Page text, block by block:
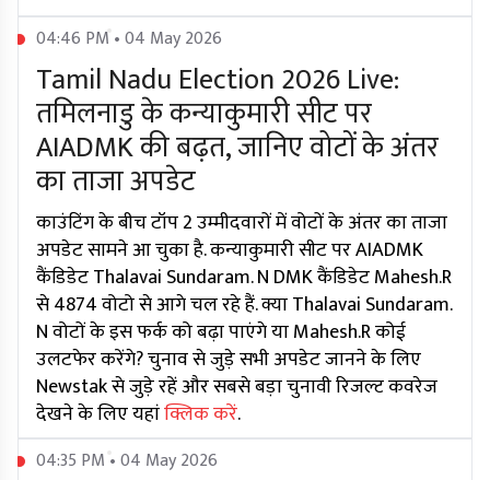
04:46 PM • 04 May 2026
Tamil Nadu Election 2026 Live:
तमिलनाडु के कन्याकुमारी सीट पर
AIADMK की बढ़त, जानिए वोटों के अंतर
का ताजा अपडेट
काउंटिंग के बीच टॉप 2 उम्मीदवारों में वोटों के अंतर का ताजा
अपडेट सामने आ चुका है. कन्याकुमारी सीट पर AIADMK
कैंडिडेट Thalavai Sundaram. N DMK कैंडिडेट Mahesh.R
से 4874 वोटो से आगे चल रहे हैं. क्या Thalavai Sundaram.
N वोटों के इस फर्क को बढ़ा पाएंगे या Mahesh.R कोई
उलटफेर करेंगे? चुनाव से जुड़े सभी अपडेट जानने के लिए
Newstak से जुड़े रहें और सबसे बड़ा चुनावी रिजल्ट कवरेज
देखने के लिए यहांक्लिक करें.
04:35 PM • 04 May 2026